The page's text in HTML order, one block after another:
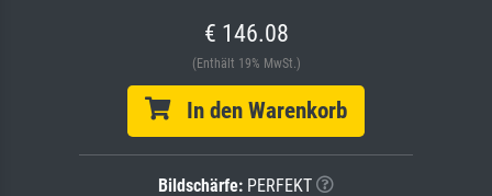
€ 146.08
(Enthält 19% MwSt.)
In den Warenkorb
Bildschärfe: PERFEKT